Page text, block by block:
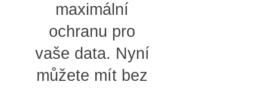
maximální
ochranu pro
vaše data. Nyní
můžete mít bez